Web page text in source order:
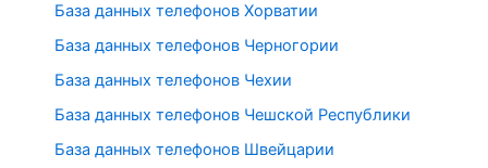
База данных телефонов Хорватии
База данных телефонов Черногории
База данных телефонов Чехии
База данных телефонов Чешской Республики
База данных телефонов Швейцарии